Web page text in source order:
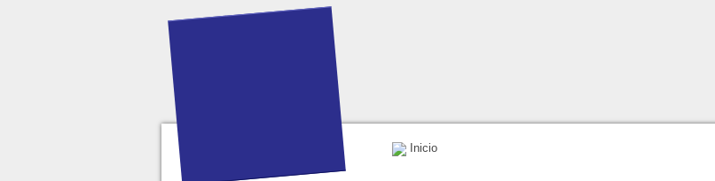
Inicio